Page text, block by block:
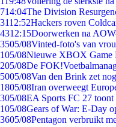
714:04The Division
3112:52Hackers roven
4312:15Doorwerken na
3505/08Vinted-foto's van
105/08Nieuwe XBOX Game
205/08De
5005/08Van den Brink zet
1805/08Iran overweegt
305/08EA Sports FC 27
105/08Gears of War: E-Day
3605/08Pentagon verbruikt